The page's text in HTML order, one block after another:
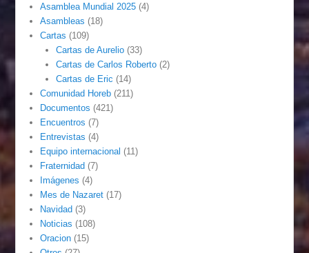
Asamblea Mundial 2025 (4)
Asambleas (18)
Cartas (109)
Cartas de Aurelio(33)
Cartas de Carlos Roberto(2)
Cartas de Eric (14)
Comunidad Horeb (211)
Documentos (421)
Encuentros (7)
Entrevistas (4)
Equipo internacional (11)
Fraternidad (7)
Imágenes (4)
Mes de Nazaret (17)
Navidad (3)
Noticias (108)
Oracion (15)